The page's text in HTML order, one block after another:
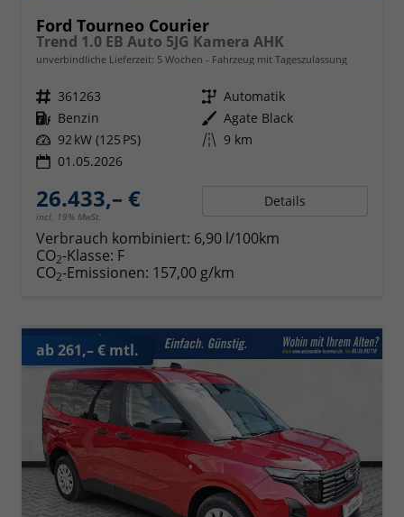
Ford Tourneo Courier
Trend 1.0 EB Auto 5JG Kamera AHK
unverbindliche Lieferzeit: 5 Wochen Fahrzeug mit Tageszulassung
Fahrzeugnr. 361263 Getriebe Automatik
Kraftstoff Benzin Außenfarbe Agate Black
Leistung 92 kW (125 PS) Kilometerstand 9 km
01.05.2026
26.433,– €
incl. 19% MwSt.
Details
Verbrauch kombiniert: 6,90 l/100km
CO2-Klasse: F
CO2-Emissionen: 157,00 g/km
ab 261,– € mtl.